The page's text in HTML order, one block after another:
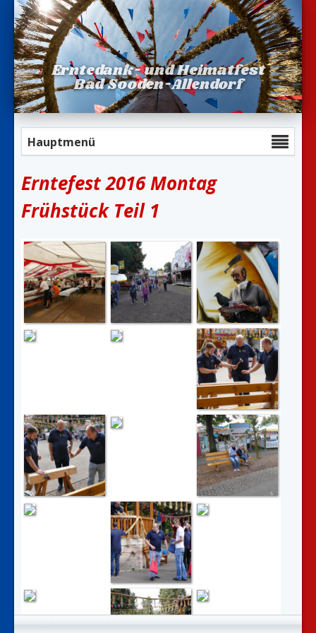
Erntedank- und Heimatfest
Bad Sooden-Allendorf
Hauptmenü
Erntefest 2016 Montag
Frühstück Teil 1